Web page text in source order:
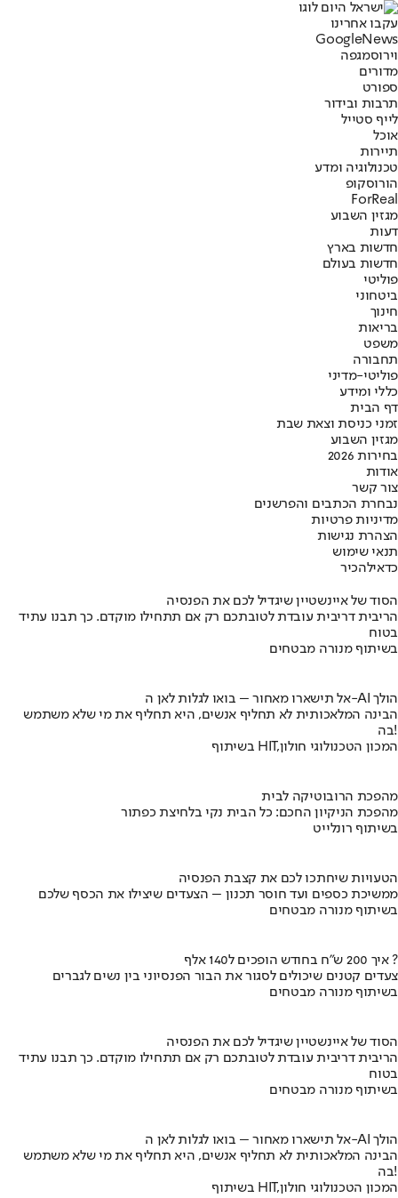
עקבו אחרינו
Googl eNews
וירוסמגפה
מדורים
ספורט
תרבות ובידור
לייף סטייל
אוכל
תיירות
טכנולוגיה ומדע
הורוסקופ
ForReal
מגזין השבוע
דעות
חדשות בארץ
חדשות בעולם
פוליטי
ביטחוני
חינוך
בריאות
משפט
תחבורה
פוליטי-מדיני
כללי ומידע
דף הבית
זמני כניסת וצאת שבת
מגזין השבוע
בחירות 2026
אודות
צור קשר
נבחרת הכתבים והפרשנים
מדיניות פרטיות
הצהרת נגישות
תנאי שימוש
כדאילהכיר
הסוד של איינשטיין שיגדיל לכם את הפנסיה
הריבית דריבית עובדת לטובתכם רק אם תתחילו מוקדם. כך תבנו עתיד
בטוח
בשיתוף מנורה מבטחים
אל תישארו מאחור – בואו לגלות לאן ה-AI הולך
הבינה המלאכותית לא תחליף אנשים, היא תחליף את מי שלא משתמש
בה!
בשיתוף HIT,המכון הטכנולוגי חולון
מהפכת הרובוטיקה לבית
מהפכת הניקיון החכם: כל הבית נקי בלחיצת כפתור
בשיתוף רונלייט
הטעויות שיחתכו לכם את קצבת הפנסיה
ממשיכת כספים ועד חוסר תכנון – הצעדים שיצילו את הכסף שלכם
בשיתוף מנורה מבטחים
איך 200 ש"ח בחודש הופכים ל140 אלף ?
צעדים קטנים שיכולים לסגור את הבור הפנסיוני בין נשים לגברים
בשיתוף מנורה מבטחים
הסוד של איינשטיין שיגדיל לכם את הפנסיה
הריבית דריבית עובדת לטובתכם רק אם תתחילו מוקדם. כך תבנו עתיד
בטוח
בשיתוף מנורה מבטחים
אל תישארו מאחור – בואו לגלות לאן ה-AI הולך
הבינה המלאכותית לא תחליף אנשים, היא תחליף את מי שלא משתמש
בה!
בשיתוף HIT,המכון הטכנולוגי חולון